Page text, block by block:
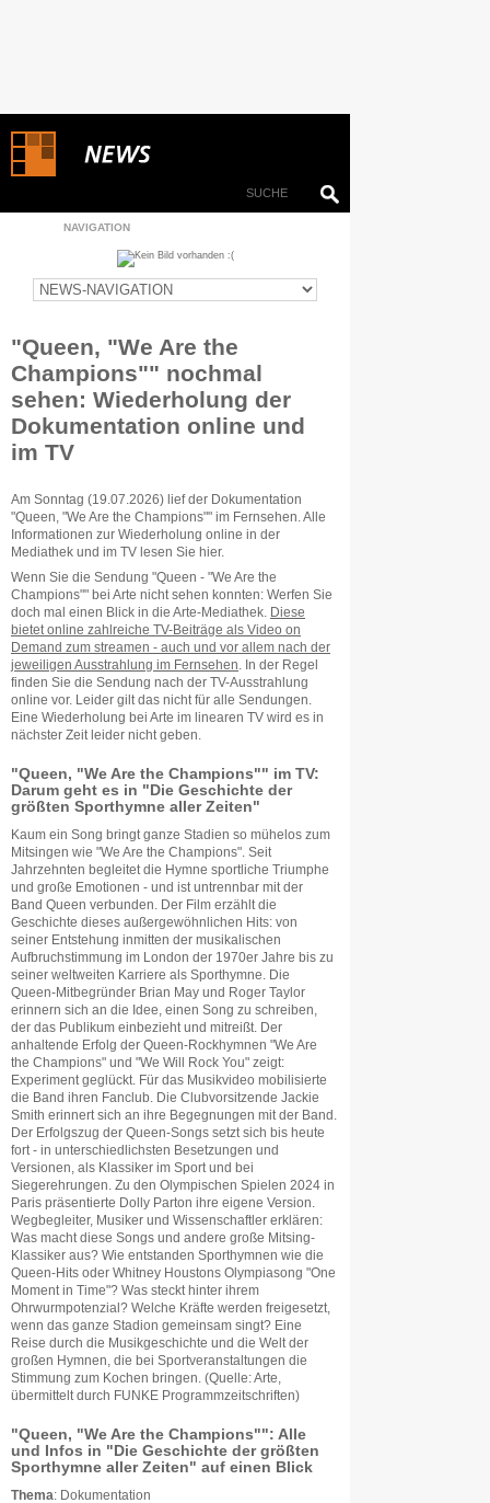
NAVIGATION
"Queen, "We Are the
Champions"" nochmal
sehen: Wiederholung der
Dokumentation online und
im TV
Am Sonntag (19.07.2026) lief der Dokumentation
"Queen, "We Are the Champions"" im Fernsehen. Alle
Informationen zur Wiederholung online in der
Mediathek und im TV lesen Sie hier.
Wenn Sie die Sendung "Queen - "We Are the
Champions"" bei Arte nicht sehen konnten: Werfen Sie
doch mal einen Blick in die Arte-Mediathek.
Diese
bietet online zahlreiche TV-Beiträge als Video on
Demand zum streamen - auch und vor allem nach der
jeweiligen Ausstrahlung im Fernsehen . In der Regel
finden Sie die Sendung nach der TV-Ausstrahlung
online vor. Leider gilt das nicht für alle Sendungen.
Eine Wiederholung bei Arte im linearen TV wird es in
nächster Zeit leider nicht geben.
"Queen, "We Are the Champions"" im TV:
Darum geht es in "Die Geschichte der
größten Sporthymne aller Zeiten"
Kaum ein Song bringt ganze Stadien so mühelos zum
Mitsingen wie "We Are the Champions". Seit
Jahrzehnten begleitet die Hymne sportliche Triumphe
und große Emotionen - und ist untrennbar mit der
Band Queen verbunden. Der Film erzählt die
Geschichte dieses außergewöhnlichen Hits: von
seiner Entstehung inmitten der musikalischen
Aufbruchstimmung im London der 1970er Jahre bis zu
seiner weltweiten Karriere als Sporthymne. Die
Queen-Mitbegründer Brian May und Roger Taylor
erinnern sich an die Idee, einen Song zu schreiben,
der das Publikum einbezieht und mitreißt. Der
anhaltende Erfolg der Queen-Rockhymnen "We Are
the Champions" und "We Will Rock You" zeigt:
Experiment geglückt. Für das Musikvideo mobilisierte
die Band ihren Fanclub. Die Clubvorsitzende Jackie
Smith erinnert sich an ihre Begegnungen mit der Band.
Der Erfolgszug der Queen-Songs setzt sich bis heute
fort - in unterschiedlichsten Besetzungen und
Versionen, als Klassiker im Sport und bei
Siegerehrungen. Zu den Olympischen Spielen 2024 in
Paris präsentierte Dolly Parton ihre eigene Version.
Wegbegleiter, Musiker und Wissenschaftler erklären:
Was macht diese Songs und andere große Mitsing-
Klassiker aus? Wie entstanden Sporthymnen wie die
Queen-Hits oder Whitney Houstons Olympiasong "One
Moment in Time"? Was steckt hinter ihrem
Ohrwurmpotenzial? Welche Kräfte werden freigesetzt,
wenn das ganze Stadion gemeinsam singt? Eine
Reise durch die Musikgeschichte und die Welt der
großen Hymnen, die bei Sportveranstaltungen die
Stimmung zum Kochen bringen. (Quelle: Arte,
übermittelt durch FUNKE Programmzeitschriften)
"Queen, "We Are the Champions"": Alle
und Infos in "Die Geschichte der größten
Sporthymne aller Zeiten" auf einen Blick
Thema: Dokumentation